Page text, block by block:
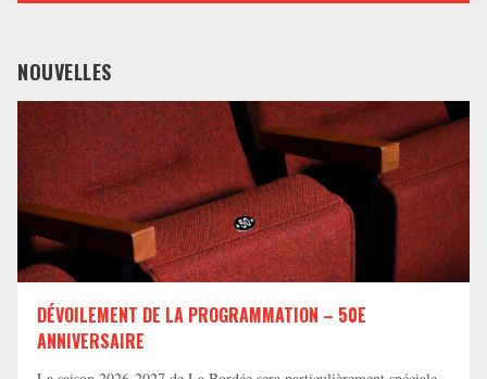
NOUVELLES
DÉVOILEMENT DE LA PROGRAMMATION – 50E
ANNIVERSAIRE